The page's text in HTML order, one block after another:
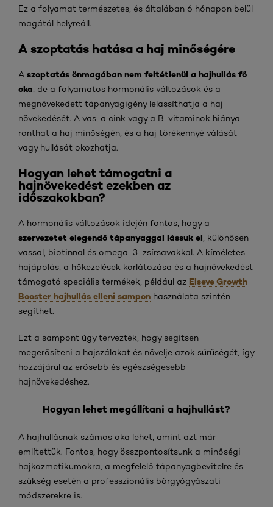
Ez a folyamat természetes, és általában 6 hónapon belül
magától helyreáll.
A szoptatás hatása a haj minőségére
A szoptatás önmagában nem feltétlenül a hajhullás fő
oka , de a folyamatos hormonális változások és a
megnövekedett tápanyagigény lelassíthatja a haj
növekedését. A vas, a cink vagy a B-vitaminok hiánya
ronthat a haj minőségén, és a haj törékennyé válását
vagy hullását okozhatja.
Hogyan lehet támogatni a
hajnövekedést ezekben az
időszakokban?
A hormonális változások idején fontos, hogy a
szervezetet elegendő tápanyaggal lássuk el , különösen
vassal, biotinnal és omega-3-zsírsavakkal. A kíméletes
hajápolás, a hőkezelések korlátozása és a hajnövekedést
támogató speciális termékek, például az Elseve Growth
Booster hajhullás elleni sampon használata szintén
segíthet.
Ezt a sampont úgy tervezték, hogy segítsen
megerősíteni a hajszálakat és növelje azok sűrűségét, így
hozzájárul az erősebb és egészségesebb
hajnövekedéshez.
Hogyan lehet megállítani a hajhullást?
A hajhullásnak számos oka lehet, amint azt már
említettük. Fontos, hogy összpontosítsunk a minőségi
hajkozmetikumokra, a megfelelő tápanyagbevitelre és
szükség esetén a professzionális bőrgyógyászati
módszerekre is.